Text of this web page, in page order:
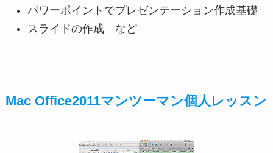
パワーポイントでプレゼンテーション作成基礎
スライドの作成 など
Mac Office2011マンツーマン個人レッスン